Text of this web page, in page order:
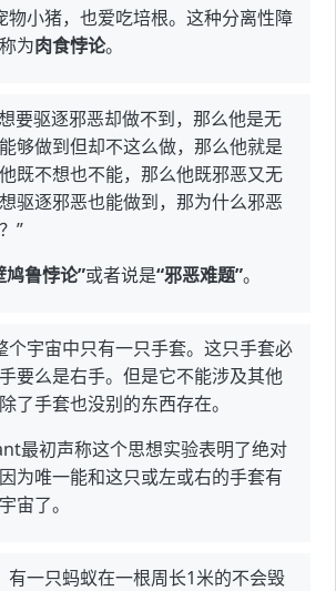
物小猪，也爱吃培根。这种分离性障
为肉食悖论。
要驱逐邪恶却做不到，那么他是无
够做到但却不这么做，那么他就是
既不想也不能，那么他既邪恶又无
驱逐邪恶也能做到，那为什么邪恶
”
鸠鲁悖论”或者说是“邪恶难题”。
个宇宙中只有一只手套。这只手套必
要么是右手。但是它不能涉及其他
了手套也没别的东西存在。
最初声称这个思想实验表明了绝对
为唯一能和这只或左或右的手套有
宙了。
有一只蚂蚁在一根周长1米的不会毁